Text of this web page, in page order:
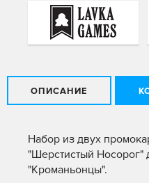
ОПИСАНИЕ
Набор из двух
"Шерстистый Носорог"
"Кроманьонцы".